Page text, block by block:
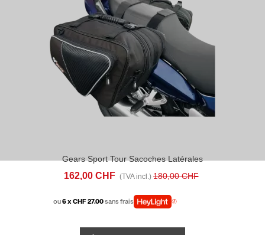
Gears Sport Tour Sacoches Latérales
162,00 CHF (TVA incl.) 180,00 CHF
ou6 x CHF 27.00sans frais